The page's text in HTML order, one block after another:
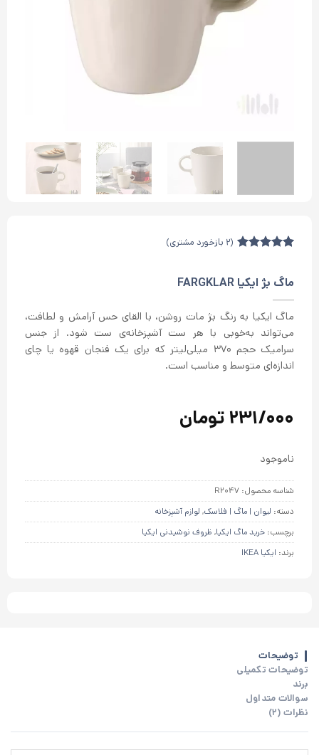
امتیازدهی
مشتری
(
2 بازخورد مشتری)
ماگ بژ ایکیا FARGKLAR
ماگ ایکیا به رنگ بژ مات روشن، با القای حس آرامش و لطافت،
می‌تواند به‌خوبی با هر ست آشپزخانه‌‌ی ست شود. از جنس
سرامیک حجم ۳۷۰ میلی‌لیتر که برای یک فنجان قهوه یا چای
اندازه‌ای متوسط و مناسب است.
231/000 تومان
ناموجود
شناسه محصول: R2047
دسته: لیوان | ماگ | فلاسک, لوازم آشپزخانه
برچسب: خرید ماگ ایکیا, ظروف نوشیدنی ایکیا
برند: ایکیا IKEA
توضیحات
توضیحات تکمیلی
برند
سوالات متداول
نظرات (2)